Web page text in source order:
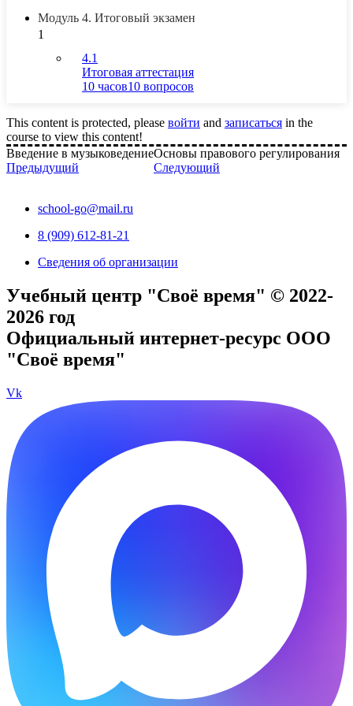
Модуль 4. Итоговый экзамен
1
4.1
Итоговая аттестация
10 часов10 вопросов
This content is protected, please войти and записаться in the
course to view this content!
Введение в музыковедение
Предыдущий
Основы правового регулирования
Следующий
school-go@mail.ru
8 (909) 612-81-21
Сведения об организации
Учебный центр "Своё время" © 2022-
2026 год
Официальный интернет-ресурс ООО
"Своё время"
Vk